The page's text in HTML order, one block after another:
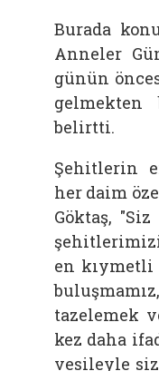
Burada
Anneler
günün
belirtti.
Şehitlerin
her daim
Göktaş,
en kıymetli
tazelemek
kez daha
vesileyle